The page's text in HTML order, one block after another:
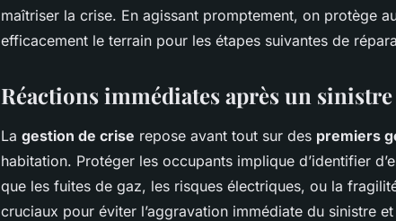
maîtriser la crise. En agissant promptement, on protège
efficacement le terrain pour les étapes suivantes de
Réactions immédiates après un
La gestion de crise repose avant tout sur des premiers
habitation. Protéger les occupants implique d’identifier
que les fuites de gaz, les risques électriques, ou la
cruciaux pour éviter l’aggravation immédiate du sinistre